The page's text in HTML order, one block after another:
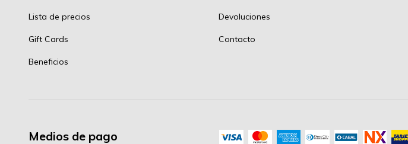
Lista de precios
Gift Cards
Beneficios
Devoluciones
Contacto
Medios de pago